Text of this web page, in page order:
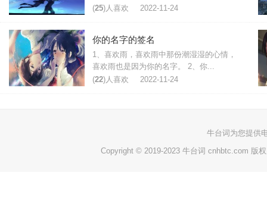
(25)人喜欢 2022-11-24
你的名字的签名
1、喜欢雨，喜欢雨中那份潮湿湿的心情，
喜欢雨也是因为你的名字。 2、你...
(22)人喜欢 2022-11-24
牛台词 为您提供
Copyright © 2019-2023 牛台词 cnhbtc.com 版